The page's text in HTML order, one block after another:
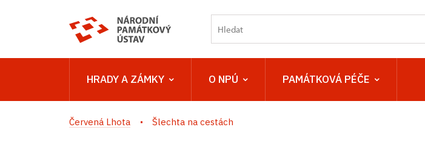
HRADY A ZÁMKY O NPÚ PAMÁTKOVÁ PÉČE
Červená Lhota Šlechta na cestách